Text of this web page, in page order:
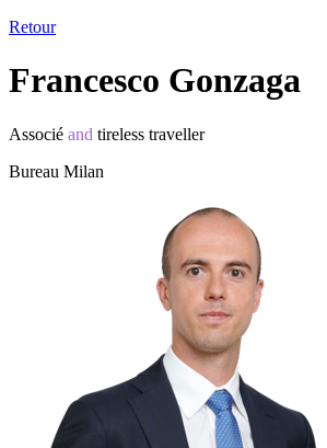
Retour
Francesco Gonzaga
Associé and tireless traveller
Bureau Milan